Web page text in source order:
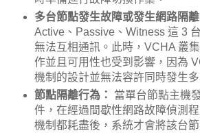
多台節點發生故障或發生網路隔離
Active、Passive、Witness 這 3
無法互相通訊。此時，VCHA 叢
作並且可用性也受到影響，因為
機制的設計並無法容許同時發生多
節點隔離行為：
當單台節點主機
件，在經過間歇性網路故障偵測
機制都耗盡後，系統才會將該台